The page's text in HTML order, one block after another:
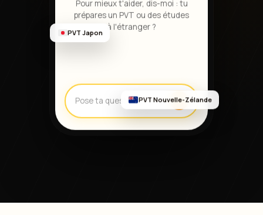
PVT Japon
PVT Nouvelle-Zélande
Pour mieux t'aider, dis-moi : tu
prépares un PVT ou des études
à l'étranger ?
Pose ta question...